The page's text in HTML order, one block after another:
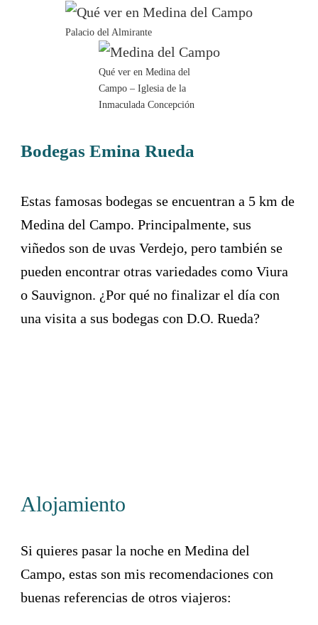
Palacio del Almirante
Qué ver en Medina del
Campo – Iglesia de la
Inmaculada Concepción
Bodegas Emina Rueda
Estas famosas bodegas se encuentran a 5 km de
Medina del Campo. Principalmente, sus
viñedos son de uvas Verdejo, pero también se
pueden encontrar otras variedades como Viura
o Sauvignon. ¿Por qué no finalizar el día con
una visita a sus bodegas con D.O. Rueda?
Alojamiento
Si quieres pasar la noche en Medina del
Campo, estas son mis recomendaciones con
buenas referencias de otros viajeros: